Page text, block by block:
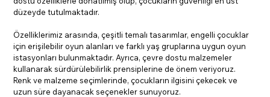
düzeyde tutulmaktadır.
Özelliklerimiz arasında, çeşitli temalı tasarımlar, engelli çocuklar
için erişilebilir oyun alanları ve farklı yaş gruplarına uygun oyun
istasyonları bulunmaktadır. Ayrıca, çevre dostu malzemeler
kullanarak sürdürülebilirlik prensiplerine de önem veriyoruz.
Renk ve malzeme seçimlerinde, çocukların ilgisini çekecek ve
uzun süre dayanacak seçenekler sunuyoruz.